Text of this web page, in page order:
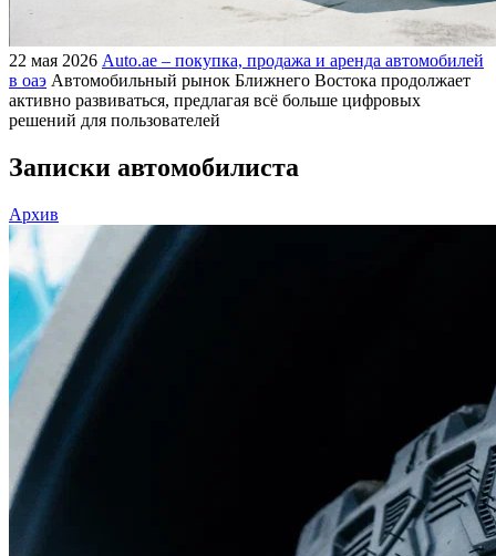
22 мая 2026 Auto.ae – покупка, продажа и аренда автомобилей
в оаэ Автомобильный рынок Ближнего Востока продолжает
активно развиваться, предлагая всё больше цифровых
решений для пользователей
Записки автомобилиста
Архив